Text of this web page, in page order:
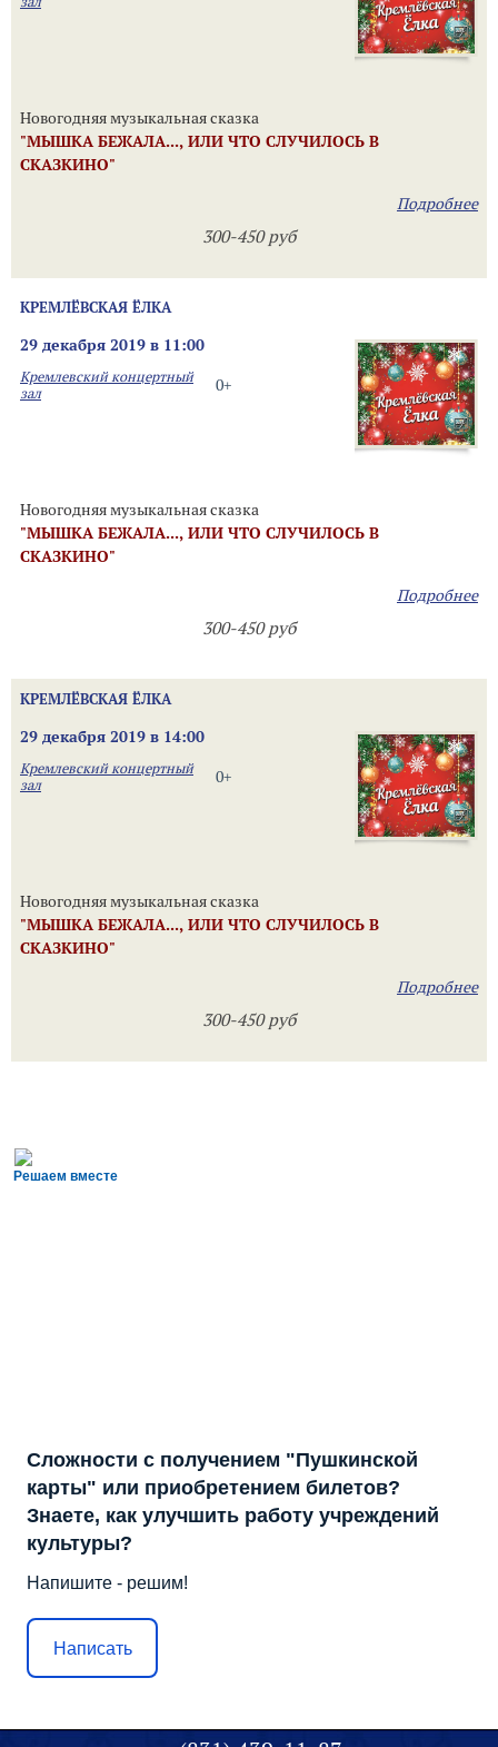
Новогодняя музыкальная сказка
"МЫШКА БЕЖАЛА..., ИЛИ ЧТО СЛУЧИЛОСЬ В
СКАЗКИНО"
Подробнее
300-450 руб
КРЕМЛЁВСКАЯ ЁЛКА
29 декабря 2019 в 11:00
0+
Кремлевский концертный
зал
Новогодняя музыкальная сказка
"МЫШКА БЕЖАЛА..., ИЛИ ЧТО СЛУЧИЛОСЬ В
СКАЗКИНО"
Подробнее
300-450 руб
КРЕМЛЁВСКАЯ ЁЛКА
29 декабря 2019 в 14:00
0+
Кремлевский концертный
зал
Новогодняя музыкальная сказка
"МЫШКА БЕЖАЛА..., ИЛИ ЧТО СЛУЧИЛОСЬ В
СКАЗКИНО"
Подробнее
300-450 руб
Решаем вместе
Сложности с получением "Пушкинской
карты" или приобретением билетов?
Знаете, как улучшить работу учреждений
культуры?
Напишите - решим!
Написать